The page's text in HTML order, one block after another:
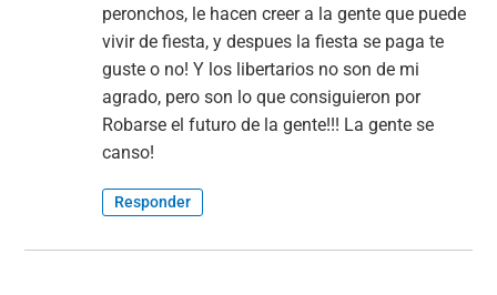
peronchos, le hacen creer a la gente que puede
vivir de fiesta, y despues la fiesta se paga te
guste o no! Y los libertarios no son de mi
agrado, pero son lo que consiguieron por
Robarse el futuro de la gente!!! La gente se
canso!
Responder